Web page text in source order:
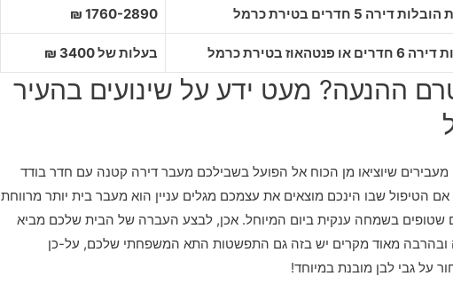
5 חדרים בטירת כרמל 1760-2890 ₪
בטירת כרמל בעלות של 3400 ₪
ההנעה? מעט ידע על שינועים בהעיר
מעבירים שיוציאו מן הכוח אל הפועל בשבילכם מעבר דירה קטנה עם חדר בודד
הטיפול שבו הינכם מוצאים את עצמכם מגלים עניין הוא מעבר בית יותר מרווחת
שטופים בשמחה ענקית ביום המיוחל. אכן, לבצע העברה של הבית שלכם מביא
ובהרבה מאוד מקרים יש בזה גם התפשטות התא המשפחתי שלכם, על-כן
על גבי לבן מובנת במיוחד!